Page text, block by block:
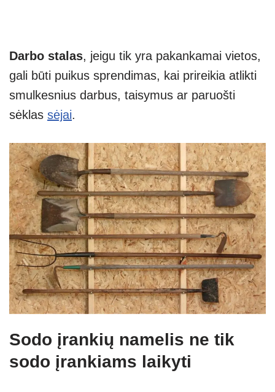
Darbo stalas, jeigu tik yra pakankamai vietos,
gali būti puikus sprendimas, kai prireikia atlikti
smulkesnius darbus, taisymus ar paruošti
sėklas sėjai.
Sodo įrankių namelis ne tik
sodo įrankiams laikyti